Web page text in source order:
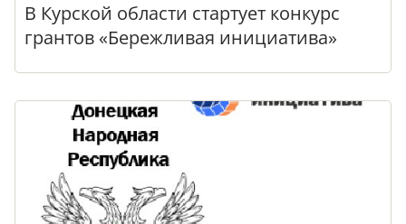
В Курской области стартует конкурс
грантов «Бережливая инициатива»